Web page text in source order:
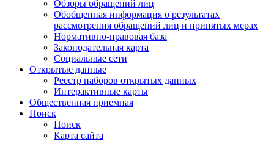
Обзоры обращений лиц
Обобщенная информация о результатах
рассмотрения обращений лиц и принятых мерах
Нормативно-правовая база
Законодательная карта
Социальные сети
Открытые данные
Реестр наборов открытых данных
Интерактивные карты
Общественная приемная
Поиск
Поиск
Карта сайта